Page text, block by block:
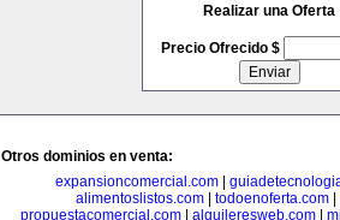
Realizar una Oferta
Precio Ofrecido $
Otros dominios en venta:
expansioncomercial.com|
alimentoslistos.com| todoenoferta.com|
propuestacomercial.com
alquileresweb.com